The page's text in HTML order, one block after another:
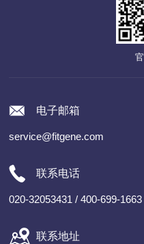
电子邮箱
service@fitgene.com
联系电话
020-32053431 / 400-699-1663
联系地址